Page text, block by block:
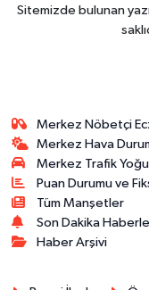
Sitemizde bulunan
Merkez Nöbetçi
Merkez Hava
Merkez Trafik
Puan Durumu ve
Tüm Manşetler
Son Dakika
Haber Arşivi